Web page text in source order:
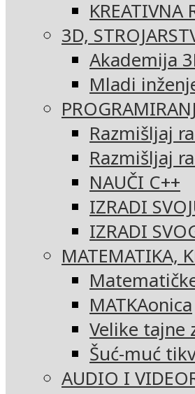
KREATIVNA
3D,
Akademija
Mladi
Razmišljaj
Razmišljaj
NAUČI C++
IZRADI
IZRADI
MATEMATIKA,
MATKAonica
Velike tajne
Šuć-muć
AUDIO I